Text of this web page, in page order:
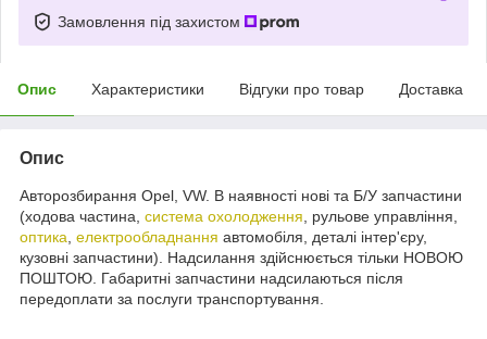
Замовлення під захистом
Опис Характеристики Відгуки про товар Доставка
Опис
Авторозбирання Opel, VW. В наявності нові та Б/У запчастини
(ходова частина, система охолодження , рульове управління,
оптика електрообладнання автомобіля, деталі інтер'єру,
кузовні запчастини). Надсилання здійснюється тільки НОВОЮ
ПОШТОЮ. Габаритні запчастини надсилаються після
передоплати за послуги транспортування.